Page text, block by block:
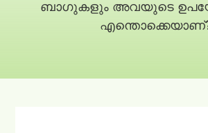
ബാഗുകളും അവയുടെ